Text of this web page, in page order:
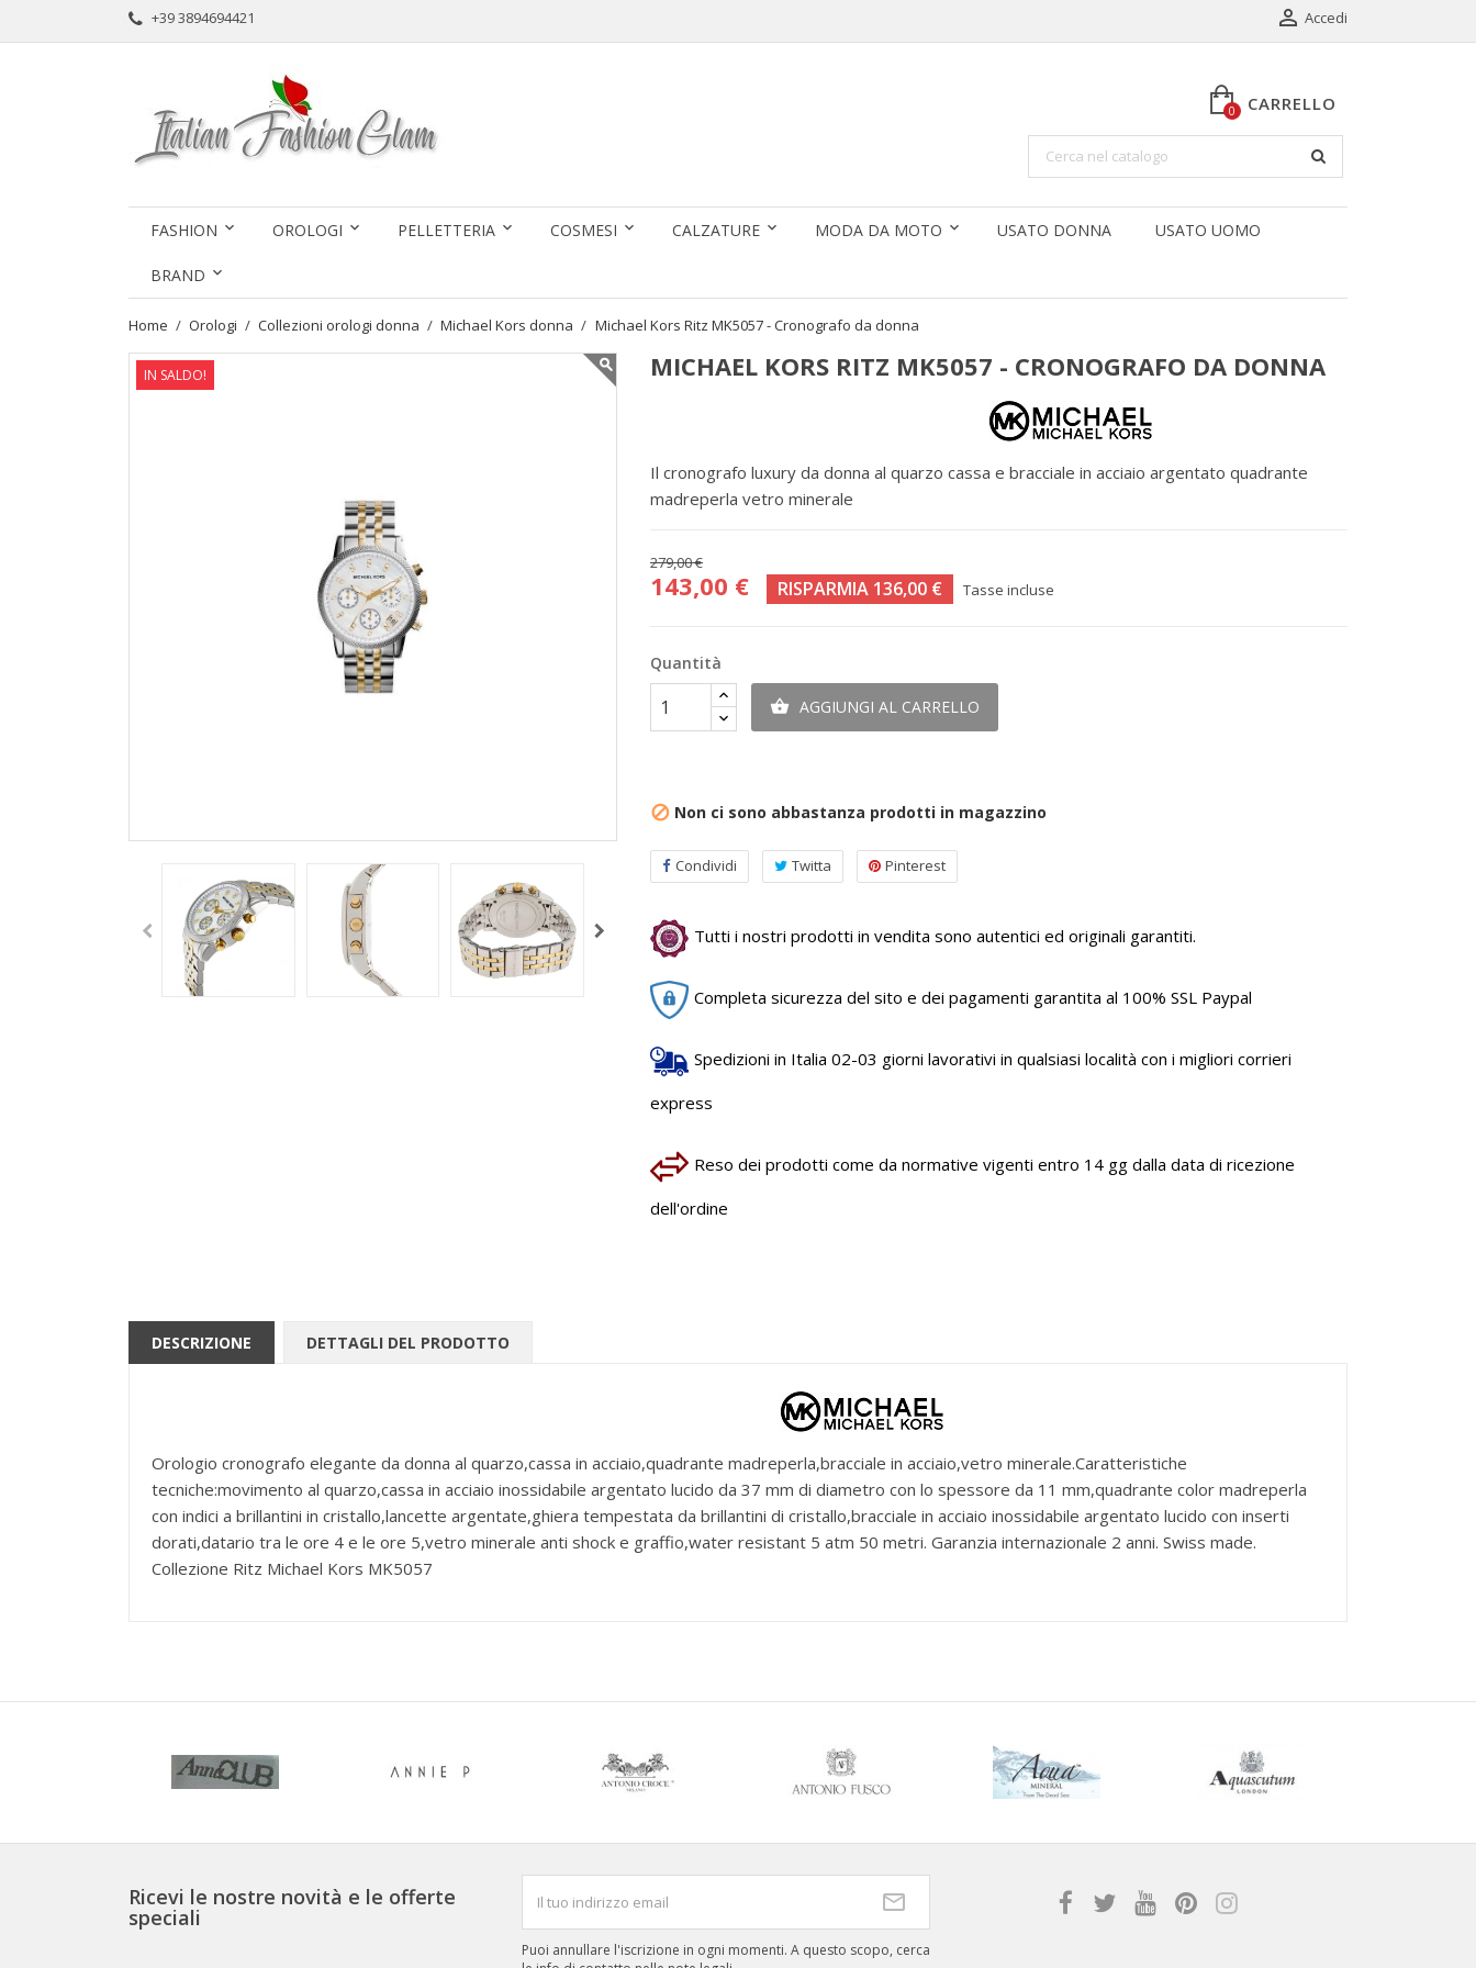
+39 3894694421  Accedi
CARRELLO
0
FASHION OROLOGI PELLETTERIA COSMESI CALZATURE MODA DA MOTO USATO DONNA USATO UOMO
BRAND
Home Orologi Collezioni orologi donna Michael Kors donna Michael Kors Ritz MK5057 - Cronografo da donna
IN SALDO! MICHAEL KORS RITZ MK5057 - CRONOGRAFO DA DONNA
Il cronografo luxury da donna al quarzo cassa e bracciale in acciaio argentato quadrante
madreperla vetro minerale
279,00 €
143,00 € RISPARMIA 136,00 € Tasse incluse
Quantità
 AGGIUNGI AL CARRELLO
 Non ci sono abbastanza prodotti in magazzino
Condividi Twitta Pinterest
Tutti i nostri prodotti in vendita sono autentici ed originali garantiti.
Completa sicurezza del sito e dei pagamenti garantita al 100% SSL Paypal
Spedizioni in Italia 02-03 giorni lavorativi in qualsiasi località con i migliori corrieri
express
Reso dei prodotti come da normative vigenti entro 14 gg dalla data di ricezione
dell'ordine
DESCRIZIONE DETTAGLI DEL PRODOTTO
Orologio cronografo elegante da donna al quarzo,cassa in acciaio,quadrante madreperla,bracciale in acciaio,vetro minerale.Caratteristiche
tecniche:movimento al quarzo,cassa in acciaio inossidabile argentato lucido da 37 mm di diametro con lo spessore da 11 mm,quadrante color madreperla
con indici a brillantini in cristallo,lancette argentate,ghiera tempestata da brillantini di cristallo,bracciale in acciaio inossidabile argentato lucido con inserti
dorati,datario tra le ore 4 e le ore 5,vetro minerale anti shock e graffio,water resistant 5 atm 50 metri. Garanzia internazionale 2 anni. Swiss made.
Collezione Ritz Michael Kors MK5057
Ricevi le nostre novità e le offerte
speciali
Puoi annullare l'iscrizione in ogni momenti. A questo scopo, cerca